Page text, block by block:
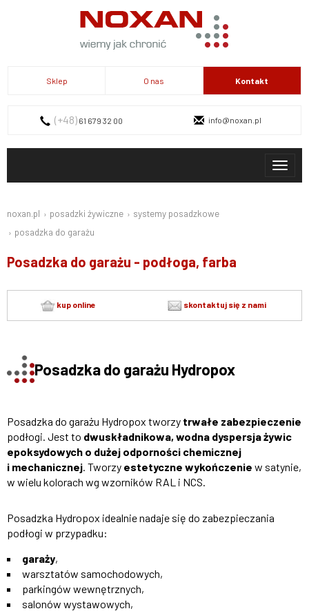
Sklep O nas Kontakt
(+48) 61 679 32 00 info@noxan.pl
Toggle
Kontakt
noxan.pl posadzki żywiczne
systemy posadzkowe
posadzka do garażu
Posadzka do garażu - podłoga, farba
kup online skontaktuj się z nami
Posadzka do garażu Hydropox
Posadzka do garażu Hydropox tworzy trwałe zabezpieczenie
podłogi. Jest to dwuskładnikowa, wodna dyspersja żywic
epoksydowych o dużej odporności chemicznej
i mechanicznej. Tworzy estetyczne wykończenie w satynie,
w wielu kolorach wg wzorników RAL i NCS.
Posadzka Hydropox idealnie nadaje się do zabezpieczania
podłogi w przypadku:
garaży,
warsztatów samochodowych,
parkingów wewnętrznych,
salonów wystawowych,